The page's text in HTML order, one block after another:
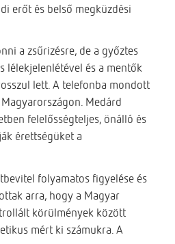
erőt és belső megküzdési
a zsűrizésre, de a győztes
lélekjelenlétével és a mentők
lett. A telefonba mondott
Medárd
felelősségteljes, önálló és
érettségüket a
folyamatos figyelése és
arra, hogy a Magyar
körülmények között
mért ki számukra. A